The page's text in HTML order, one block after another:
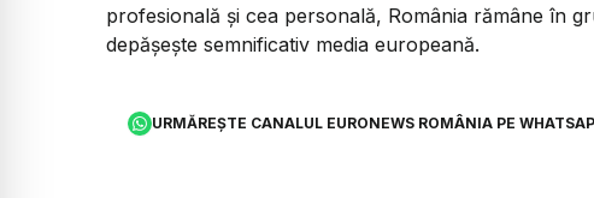
profesională și cea personală, România rămâne în
depășește semnificativ media europeană.
URMĂREȘTE CANALUL EURONEWS ROMÂNIA PE